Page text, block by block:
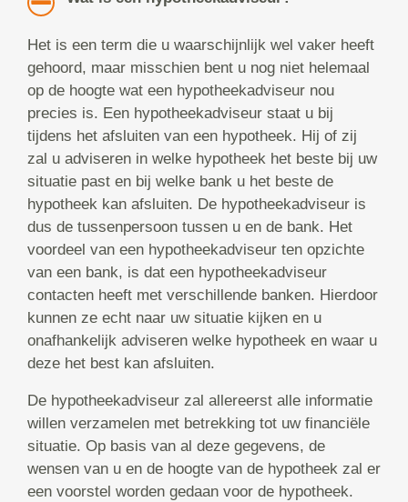
Het is een term die u waarschijnlijk wel vaker heeft
gehoord, maar misschien bent u nog niet helemaal
op de hoogte wat een hypotheekadviseur nou
precies is. Een hypotheekadviseur staat u bij
tijdens het afsluiten van een hypotheek. Hij of zij
zal u adviseren in welke hypotheek het beste bij uw
situatie past en bij welke bank u het beste de
hypotheek kan afsluiten. De hypotheekadviseur is
dus de tussenpersoon tussen u en de bank. Het
voordeel van een hypotheekadviseur ten opzichte
van een bank, is dat een hypotheekadviseur
contacten heeft met verschillende banken. Hierdoor
kunnen ze echt naar uw situatie kijken en u
onafhankelijk adviseren welke hypotheek en waar u
deze het best kan afsluiten.
De hypotheekadviseur zal allereerst alle informatie
willen verzamelen met betrekking tot uw financiële
situatie. Op basis van al deze gegevens, de
wensen van u en de hoogte van de hypotheek zal er
een voorstel worden gedaan voor de hypotheek.